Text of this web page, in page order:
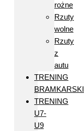
rożne
Rzuty
wolne
Rzuty
z
autu
TRENING
BRAMKARSKI
TRENING
U7-
U9